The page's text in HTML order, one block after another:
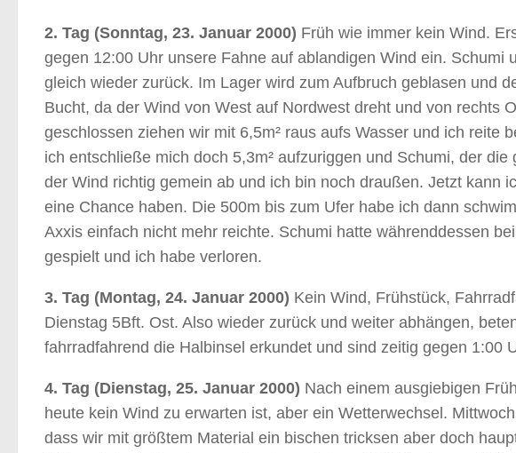
2. Tag (Sonntag, 23. Januar 2000) Früh wie immer kein Wind.
gegen 12:00 Uhr unsere Fahne auf ablandigen Wind ein.
gleich wieder zurück. Im Lager wird zum Aufbruch geblasen und
Bucht, da der Wind von West auf Nordwest dreht und von rechts
geschlossen ziehen wir mit 6,5m² raus aufs Wasser und ich reite
ich entschließe mich doch 5,3m² aufzuriggen und Schumi, der
der Wind richtig gemein ab und ich bin noch draußen. Jetzt kann
eine Chance haben. Die 500m bis zum Ufer habe ich dann
Axxis einfach nicht mehr reichte. Schumi hatte währenddessen
gespielt und ich habe verloren.
3. Tag (Montag, 24. Januar 2000) Kein Wind, Frühstück,
Dienstag 5Bft. Ost. Also wieder zurück und weiter abhängen,
fahrradfahrend die Halbinsel erkundet und sind zeitig gegen 1:00
4. Tag (Dienstag, 25. Januar 2000) Nach einem ausgiebigen
heute kein Wind zu erwarten ist, aber ein Wetterwechsel.
dass wir mit größtem Material ein bischen tricksen aber doch